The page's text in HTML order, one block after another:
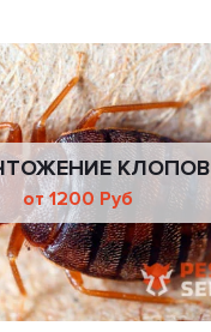
КЛОПОВ
от 1200 Руб